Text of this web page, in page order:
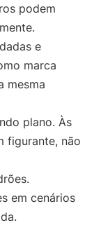
podem
e
marca
mesma
plano. Às
figurante, não
em cenários